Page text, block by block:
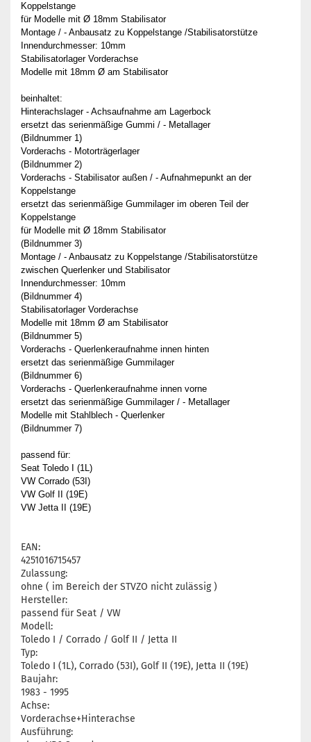
Koppelstange
für Modelle mit Ø 18mm Stabilisator
Montage / - Anbausatz zu Koppelstange /Stabilisatorstütze
Innendurchmesser: 10mm
Stabilisatorlager Vorderachse
Modelle mit 18mm Ø am Stabilisator
beinhaltet:
Hinterachslager - Achsaufnahme am Lagerbock
ersetzt das serienmäßige Gummi / - Metallager
(Bildnummer 1)
Vorderachs - Motorträgerlager
(Bildnummer 2)
Vorderachs - Stabilisator außen / - Aufnahmepunkt an der
Koppelstange
ersetzt das serienmäßige Gummilager im oberen Teil der
Koppelstange
für Modelle mit Ø 18mm Stabilisator
(Bildnummer 3)
Montage / - Anbausatz zu Koppelstange /Stabilisatorstütze
zwischen Querlenker und Stabilisator
Innendurchmesser: 10mm
(Bildnummer 4)
Stabilisatorlager Vorderachse
Modelle mit 18mm Ø am Stabilisator
(Bildnummer 5)
Vorderachs - Querlenkeraufnahme innen hinten
ersetzt das serienmäßige Gummilager
(Bildnummer 6)
Vorderachs - Querlenkeraufnahme innen vorne
ersetzt das serienmäßige Gummilager / - Metallager
Modelle mit Stahlblech - Querlenker
(Bildnummer 7)
passend für:
Seat Toledo I (1L)
VW Corrado (53I)
VW Golf II (19E)
VW Jetta II (19E)
EAN:
4251016715457
Zulassung:
ohne ( im Bereich der STVZO nicht zulässig )
Hersteller:
passend für Seat / VW
Modell:
Toledo I / Corrado / Golf II / Jetta II
Typ:
Toledo I (1L), Corrado (53I), Golf II (19E), Jetta II (19E)
Baujahr:
1983 - 1995
Achse:
Vorderachse+Hinterachse
Ausführung: